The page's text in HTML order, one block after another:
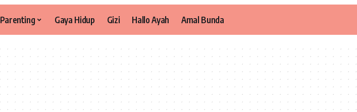
Parenting Gaya Hidup Gizi Hallo Ayah Amal Bunda